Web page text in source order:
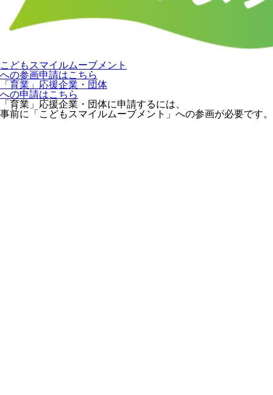
こどもスマイルムーブメント
への参画申請はこちら
「育業」応援企業・団体
への申請はこちら
「育業」応援企業・団体に申請するには、
事前に「こどもスマイルムーブメント」への参画が必要です。